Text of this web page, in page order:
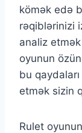
kömək edə
rəqiblərinizi
analiz
oyunun
bu
etmək sizin
Rulet